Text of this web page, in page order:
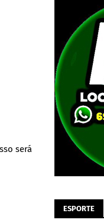
será
ESPORTE